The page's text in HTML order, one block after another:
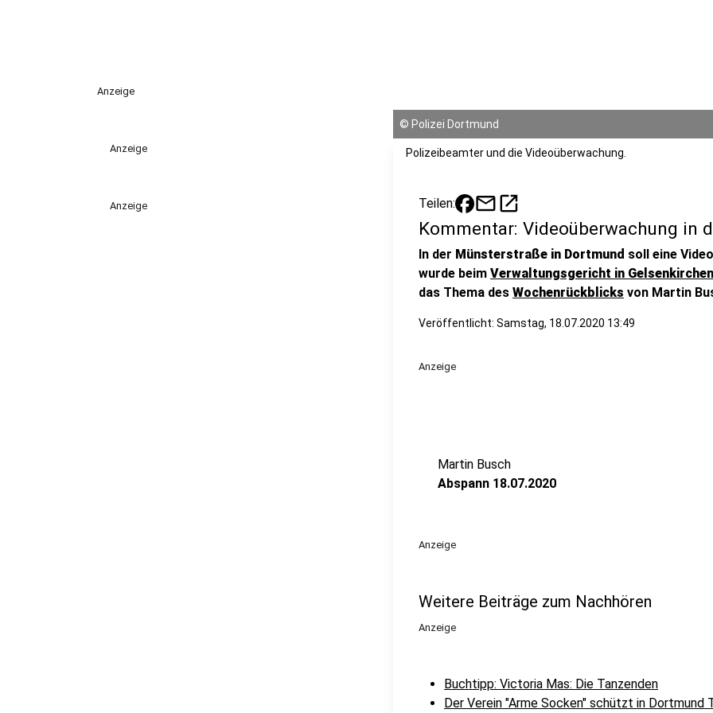
Anzeige
Anzeige
Anzeige
© Polizei Dortmund
Polizeibeamter und die Videoüberwachung.
Teilen: mailopen_in_new
Kommentar: Videoüberwachung in
In der Münsterstraße in Dortmund soll eine
wurde beim Verwaltungsgericht in
das Thema des Wochenrückblicks von Martin
Veröffentlicht: Samstag, 18.07.2020 13:49
Anzeige
Martin Busch
Abspann 18.07.2020
Anzeige
Weitere Beiträge zum Nachhören
Anzeige
Buchtipp: Victoria Mas: Die Tanzenden
Der Verein "Arme Socken" schützt in Dortmund